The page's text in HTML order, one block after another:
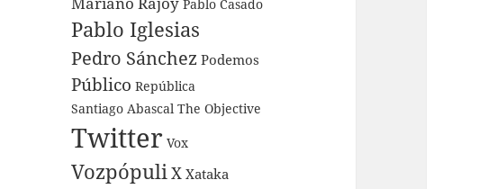
Pablo Casado
Pablo Iglesias
Pedro Sánchez Podemos
Público República
Santiago Abascal The Objective
Twitter Vox
Vozpópuli X Xataka